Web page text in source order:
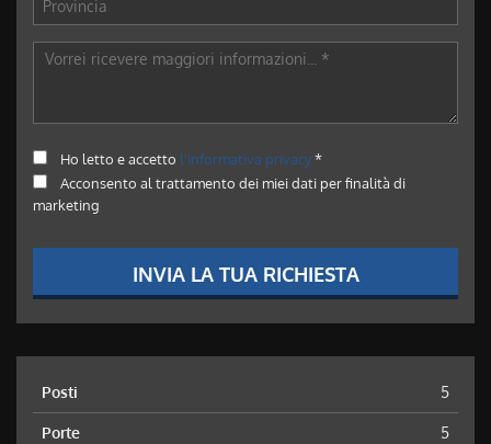
Ho letto e accetto l'informativa privacy*
Acconsento al trattamento dei miei dati per finalità di
marketing
INVIA LA TUA RICHIESTA
Posti 5
Porte 5